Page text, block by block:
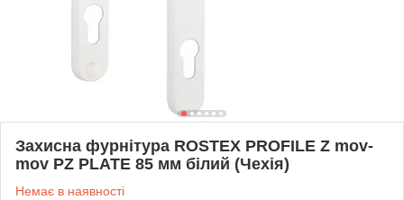
Захисна фурнітура ROSTEX PROFILE Z mov-
mov PZ PLATE 85 мм білий (Чехія)
Немає в наявності